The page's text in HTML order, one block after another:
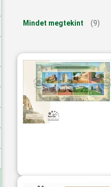
Mindet megtekint (9)